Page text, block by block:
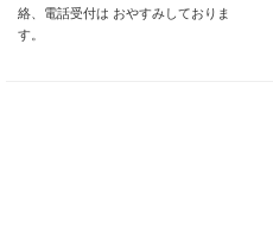
絡、電話受付は おやすみしておりま
す。